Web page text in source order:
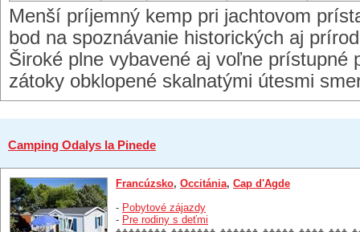
Menší príjemný kemp pri jachtovom
bod na spoznávanie historických aj
Široké plne vybavené aj voľne prístupné
zátoky obklopené skalnatými útesmi
Camping Odalys la Pinede
Francúzsko, Occitánia, Cap d'Agde
- Pobytové zájazdy
- Pre rodiny s deťmi